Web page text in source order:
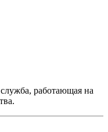
работающая на